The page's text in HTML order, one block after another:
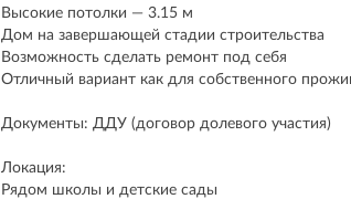
Высокие потолки — 3.15 м
Дом на завершающей стадии строительства
Возможность сделать ремонт под себя
Отличный вариант как для собственного
Документы: ДДУ (договор долевого участия)
Локация:
Рядом школы и детские сады